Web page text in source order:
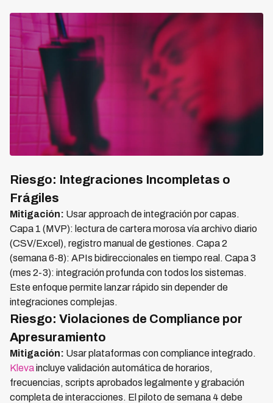
Riesgo: Integraciones Incompletas o
Frágiles
Mitigación: Usar approach de integración por capas.
Capa 1 (MVP): lectura de cartera morosa vía archivo diario
(CSV/Excel), registro manual de gestiones. Capa 2
(semana 6-8): APIs bidireccionales en tiempo real. Capa 3
(mes 2-3): integración profunda con todos los sistemas.
Este enfoque permite lanzar rápido sin depender de
integraciones complejas.
Riesgo: Violaciones de Compliance por
Apresuramiento
Mitigación: Usar plataformas con compliance integrado.
Klevaincluye validación automática de horarios,
frecuencias, scripts aprobados legalmente y grabación
completa de interacciones. El piloto de semana 4 debe